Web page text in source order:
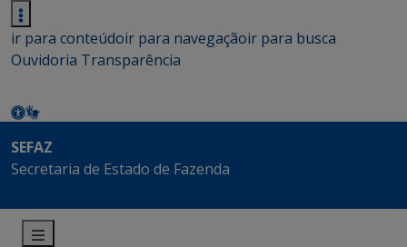
ir para conteúdoir para navegaçãoir para busca
Ouvidoria Transparência
SEFAZ
Secretaria de Estado de Fazenda